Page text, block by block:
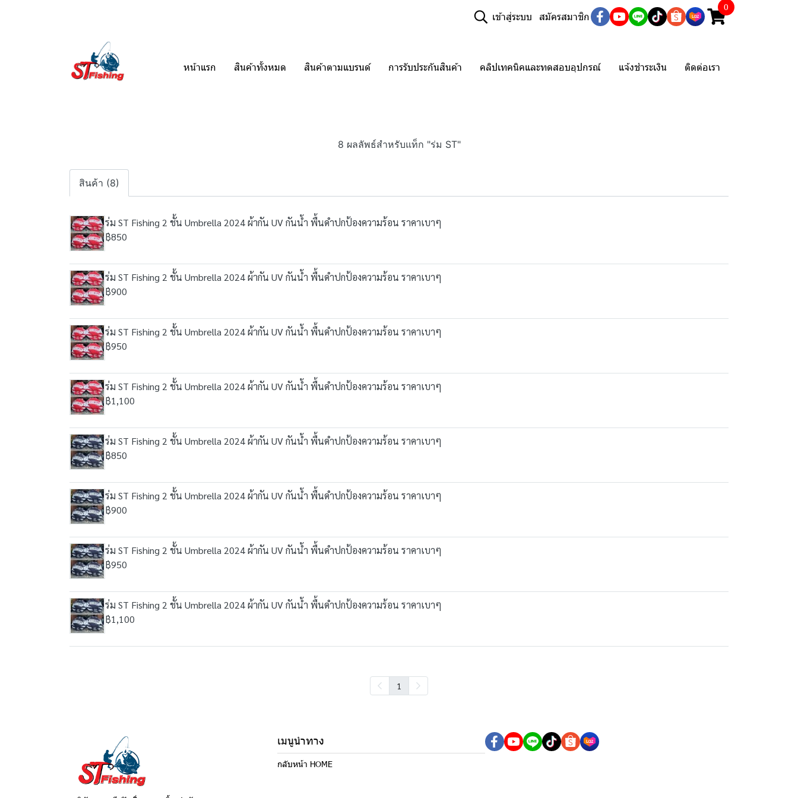
เข้าสู่ระบบ สมัครสมาชิก
0
หน้าแรก สินค้าทั้งหมด สินค้าตามแบรนด์ การรับประกันสินค้า คลิปเทคนิคและทดสอบอุปกรณ์ แจ้งชำระเงิน ติดต่อเรา
8 ผลลัพธ์สำหรับแท็ก "ร่ม ST"
สินค้า (8)
ร่ม ST Fishing 2 ชั้น Umbrella 2024 ผ้ากัน UV กันน้ำ พื้นดำปกป้องความร้อน ราคาเบาๆ
฿850
ร่ม ST Fishing 2 ชั้น Umbrella 2024 ผ้ากัน UV กันน้ำ พื้นดำปกป้องความร้อน ราคาเบาๆ
฿900
ร่ม ST Fishing 2 ชั้น Umbrella 2024 ผ้ากัน UV กันน้ำ พื้นดำปกป้องความร้อน ราคาเบาๆ
฿950
ร่ม ST Fishing 2 ชั้น Umbrella 2024 ผ้ากัน UV กันน้ำ พื้นดำปกป้องความร้อน ราคาเบาๆ
฿1,100
ร่ม ST Fishing 2 ชั้น Umbrella 2024 ผ้ากัน UV กันน้ำ พื้นดำปกป้องความร้อน ราคาเบาๆ
฿850
ร่ม ST Fishing 2 ชั้น Umbrella 2024 ผ้ากัน UV กันน้ำ พื้นดำปกป้องความร้อน ราคาเบาๆ
฿900
ร่ม ST Fishing 2 ชั้น Umbrella 2024 ผ้ากัน UV กันน้ำ พื้นดำปกป้องความร้อน ราคาเบาๆ
฿950
ร่ม ST Fishing 2 ชั้น Umbrella 2024 ผ้ากัน UV กันน้ำ พื้นดำปกป้องความร้อน ราคาเบาๆ
฿1,100
1
เมนูนำทาง
กลับหน้า HOME